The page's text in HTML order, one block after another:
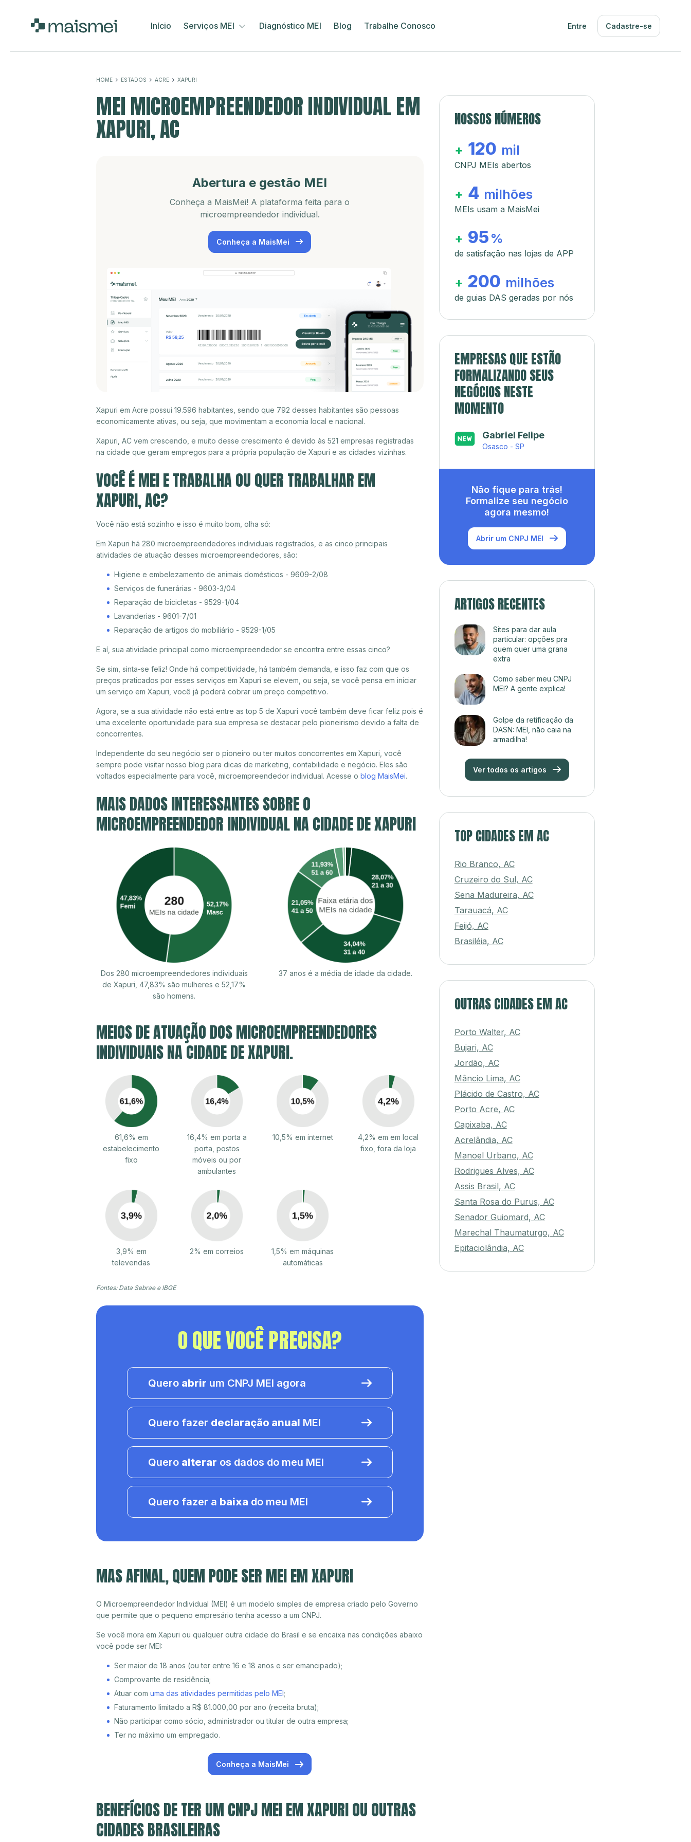
Início Serviços MEI Diagnóstico MEI Blog Trabalhe Conosco Entre Cadastre-se
HOME ESTADOS ACRE XAPURI
MEI MICROEMPREENDEDOR INDIVIDUAL EM
XAPURI, AC
Abertura e gestão MEI
Conheça a MaisMei! A plataforma feita para o
microempreendedor individual.
Conheça a MaisMei
Xapuri em Acre possui 19.596 habitantes, sendo que 792 desses habitantes são pessoas
economicamente ativas, ou seja, que movimentam a economia local e nacional.
Xapuri, AC vem crescendo, e muito desse crescimento é devido às 521 empresas registradas
na cidade que geram empregos para a própria população de Xapuri e as cidades vizinhas.
VOCÊ É MEI E TRABALHA OU QUER TRABALHAR EM
XAPURI, AC?
Você não está sozinho e isso é muito bom, olha só:
Em Xapuri há 280 microempreendedores individuais registrados, e as cinco principais
atividades de atuação desses microempreendedores, são:
Higiene e embelezamento de animais domésticos - 9609-2/08
Serviços de funerárias - 9603-3/04
Reparação de bicicletas - 9529-1/04
Lavanderias - 9601-7/01
Reparação de artigos do mobiliário - 9529-1/05
E aí, sua atividade principal como microempreendedor se encontra entre essas cinco?
Se sim, sinta-se feliz! Onde há competitividade, há também demanda, e isso faz com que os
preços praticados por esses serviços em Xapuri se elevem, ou seja, se você pensa em iniciar
um serviço em Xapuri, você já poderá cobrar um preço competitivo.
Agora, se a sua atividade não está entre as top 5 de Xapuri você também deve ficar feliz pois é
uma excelente oportunidade para sua empresa se destacar pelo pioneirismo devido a falta de
concorrentes.
Independente do seu negócio ser o pioneiro ou ter muitos concorrentes em Xapuri, você
sempre pode visitar nosso blog para dicas de marketing, contabilidade e negócio. Eles são
voltados especialmente para você, microempreendedor individual. Acesse o blog MaisMei.
MAIS DADOS INTERESSANTES SOBRE O
MICROEMPREENDEDOR INDIVIDUAL NA CIDADE DE XAPURI
Dos 280 microempreendedores individuais
de Xapuri, 47,83% são mulheres e 52,17%
são homens.
37 anos é a média de idade da cidade.
MEIOS DE ATUAÇÃO DOS MICROEMPREENDEDORES
INDIVIDUAIS NA CIDADE DE XAPURI.
61,6% em
estabelecimento
fixo
16,4% em porta a
porta, postos
móveis ou por
ambulantes
10,5% em internet
4,2% em em local
fixo, fora da loja
3,9% em
televendas
2% em correios
1,5% em máquinas
automáticas
Fontes: Data Sebrae e IBGE
O QUE VOCÊ PRECISA?
Quero abrir um CNPJ MEI agora
Quero fazer declaração anual MEI
Quero alterar os dados do meu MEI
Quero fazer a baixa do meu MEI
MAS AFINAL, QUEM PODE SER MEI EM XAPURI
O Microempreendedor Individual (MEI) é um modelo simples de empresa criado pelo Governo
que permite que o pequeno empresário tenha acesso a um CNPJ.
Se você mora em Xapuri ou qualquer outra cidade do Brasil e se encaixa nas condições abaixo
você pode ser MEI:
Ser maior de 18 anos (ou ter entre 16 e 18 anos e ser emancipado);
Comprovante de residência;
Atuar com uma das atividades permitidas pelo MEI;
Faturamento limitado a R$ 81.000,00 por ano (receita bruta);
Não participar como sócio, administrador ou titular de outra empresa;
Ter no máximo um empregado.
Conheça a MaisMei
BENEFÍCIOS DE TER UM CNPJ MEI EM XAPURI OU OUTRAS
CIDADES BRASILEIRAS
NOSSOS NÚMEROS
+ 120 mil
CNPJ MEIs abertos
+ 4 milhões
MEIs usam a MaisMei
+ 95 %
de satisfação nas lojas de APP
+ 200 milhões
de guias DAS geradas por nós
EMPRESAS QUE ESTÃO
FORMALIZANDO SEUS
NEGÓCIOS NESTE
MOMENTO
Gabriel Felipe
Osasco - SP
Não fique para trás!
Formalize seu negócio
agora mesmo!
Abrir um CNPJ MEI
ARTIGOS RECENTES
Sites para dar aula
particular: opções pra
quem quer uma grana
extra
Como saber meu CNPJ
MEI? A gente explica!
Golpe da retificação da
DASN: MEI, não caia na
armadilha!
Ver todos os artigos
TOP CIDADES EM AC
Rio Branco, AC
Cruzeiro do Sul, AC
Sena Madureira, AC
Tarauacá, AC
Feijó, AC
Brasiléia, AC
OUTRAS CIDADES EM AC
Porto Walter, AC
Bujari, AC
Jordão, AC
Mâncio Lima, AC
Plácido de Castro, AC
Porto Acre, AC
Capixaba, AC
Acrelândia, AC
Manoel Urbano, AC
Rodrigues Alves, AC
Assis Brasil, AC
Santa Rosa do Purus, AC
Senador Guiomard, AC
Marechal Thaumaturgo, AC
Epitaciolândia, AC